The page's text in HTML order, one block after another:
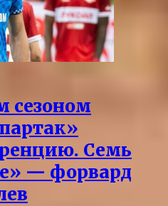
сезоном
Семь
— форвард